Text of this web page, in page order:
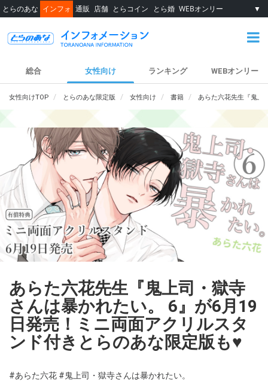
とらのあな インフォ 通販 店舗 とらコイン とら婚 WEBオンリー ▼
総合 女性向け ランキング WEBオンリー
女性向けTOP とらのあな限定版 女性向け 書籍 あらた六花先生『鬼上
あらた六花先生『鬼上司・獄寺
さんは暴かれたい。 6』が6月19
日発売！ミニ両面アクリルスタ
ンド付きとらのあな限定版も♥
#あらた六花 #鬼上司・獄寺さんは暴かれたい。